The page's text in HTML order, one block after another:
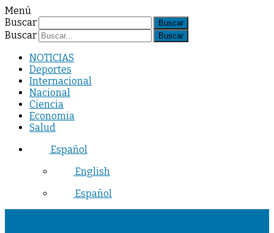
Menú
Buscar
Buscar
NOTICIAS
Deportes
Internacional
Nacional
Ciencia
Economia
Salud
Español
English
Español